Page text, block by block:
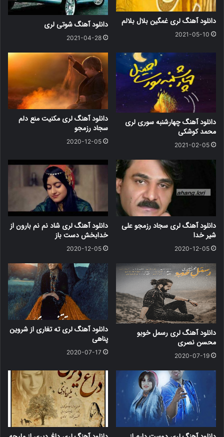
دانلود آهنگ لری غمگین بلال بلالم
2021-05-10
دانلود آهنگ شوتی لری
2021-04-28
دانلود آهنگ چهارشنبه سوری لری
محمد کوشکی
2021-02-05
دانلود آهنگ لری مکنیت منع دلم
سجاد رزمجو
2020-12-05
دانلود آهنگ لری سجاد رزمجو علی
شیر خدا
2020-12-05
دانلود آهنگ لری شاد نم نم بارون از
خدابخش دست باز
2020-12-05
دانلود آهنگ لری رسمل خوبو
محسن نصری
2020-07-19
دانلود آهنگ لری ته تغاری از شروین
پناهی
2020-07-17